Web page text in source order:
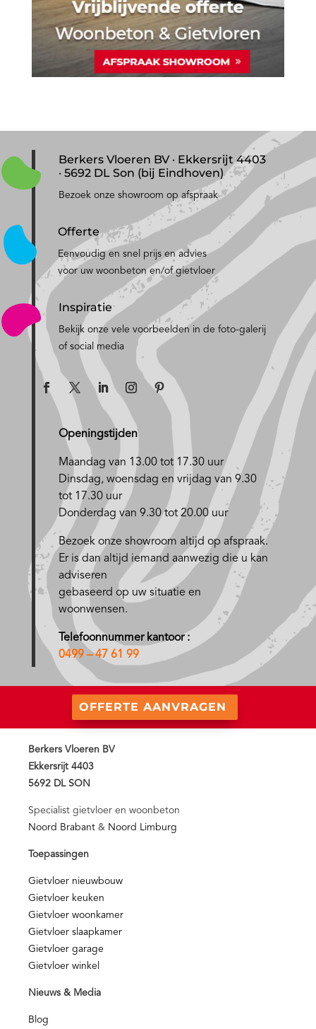
Berkers Vloeren BV · Ekkersrijt 4403
· 5692 DL Son (bij Eindhoven)
Bezoek onze showroom op afspraak
Offerte
Eenvoudig en snel prijs en advies
voor uw woonbeton en/of gietvloer
Inspiratie
Bekijk onze vele voorbeelden in de foto-galerij
of social media
Openingstijden
Maandag van 13.00 tot 17.30 uur
Dinsdag, woensdag en vrijdag van 9.30
tot 17.30 uur
Donderdag van 9.30 tot 20.00 uur
Bezoek onze showroom altijd op afspraak.
Er is dan altijd iemand aanwezig die u kan
adviseren
gebaseerd op uw situatie en
woonwensen.
Telefoonnummer kantoor :
0499 – 47 61 99
OFFERTE AANVRAGEN
Berkers Vloeren BV
Ekkersrijt 4403
5692 DL SON
Specialist gietvloer en woonbeton
Noord Brabant & Noord Limburg
Toepassingen
Gietvloer nieuwbouw
Gietvloer keuken
Gietvloer woonkamer
Gietvloer slaapkamer
Gietvloer garage
Gietvloer winkel
Nieuws & Media
Blog